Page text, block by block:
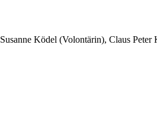
Susanne Ködel (Volontärin), Claus Peter